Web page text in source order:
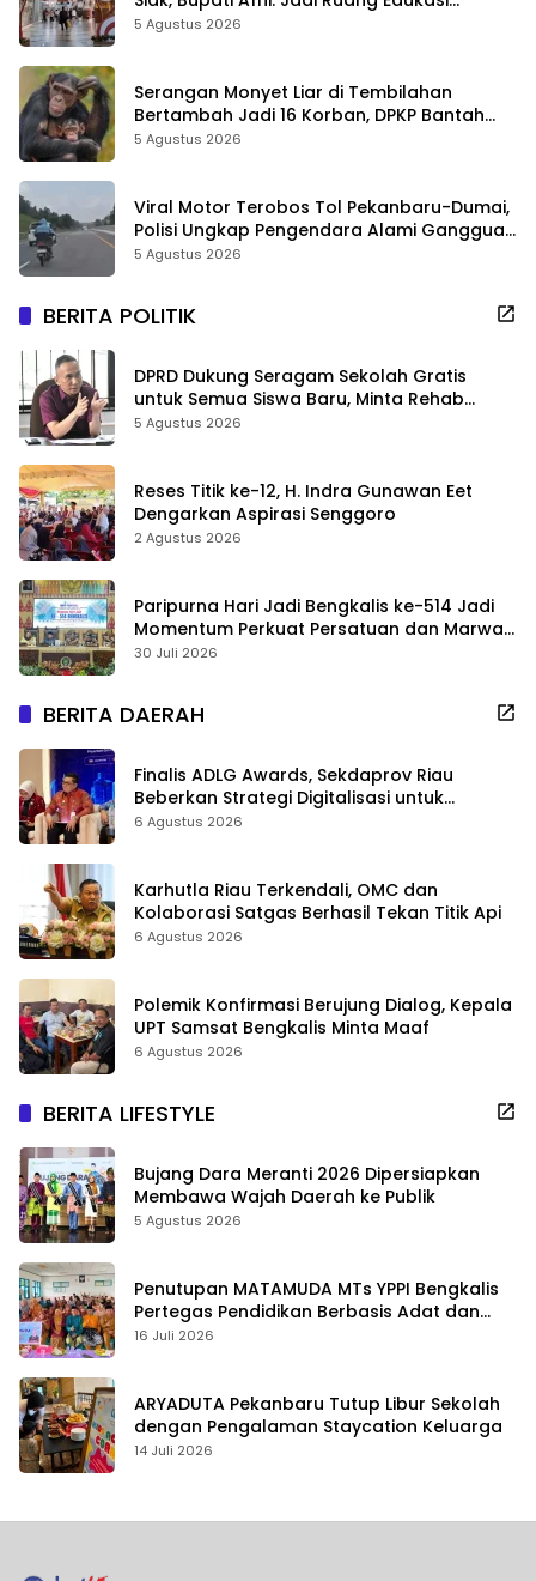
Sejarah Riau
5 Agustus 2026
Serangan Monyet Liar di Tembilahan
Bertambah Jadi 16 Korban, DPKP Bantah
Video Gerombolan Viral
5 Agustus 2026
Viral Motor Terobos Tol Pekanbaru-Dumai,
Polisi Ungkap Pengendara Alami Gangguan
Usai Kecelakaan
5 Agustus 2026
BERITA POLITIK
DPRD Dukung Seragam Sekolah Gratis
untuk Semua Siswa Baru, Minta Rehab
Sekolah Jangan Dikurangi
5 Agustus 2026
Reses Titik ke-12, H. Indra Gunawan Eet
Dengarkan Aspirasi Senggoro
2 Agustus 2026
Paripurna Hari Jadi Bengkalis ke-514 Jadi
Momentum Perkuat Persatuan dan Marwah
Negeri
30 Juli 2026
BERITA DAERAH
Finalis ADLG Awards, Sekdaprov Riau
Beberkan Strategi Digitalisasi untuk
Tingkatkan Layanan Publik
6 Agustus 2026
Karhutla Riau Terkendali, OMC dan
Kolaborasi Satgas Berhasil Tekan Titik Api
6 Agustus 2026
Polemik Konfirmasi Berujung Dialog, Kepala
UPT Samsat Bengkalis Minta Maaf
6 Agustus 2026
BERITA LIFESTYLE
Bujang Dara Meranti 2026 Dipersiapkan
Membawa Wajah Daerah ke Publik
5 Agustus 2026
Penutupan MATAMUDA MTs YPPI Bengkalis
Pertegas Pendidikan Berbasis Adat dan
Karakter
16 Juli 2026
ARYADUTA Pekanbaru Tutup Libur Sekolah
dengan Pengalaman Staycation Keluarga
14 Juli 2026